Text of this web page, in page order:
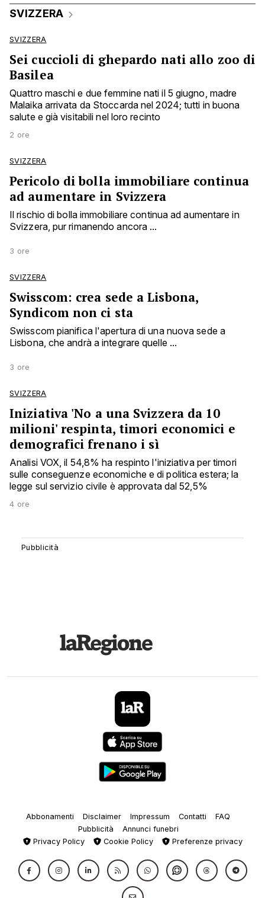
SVIZZERA
SVIZZERA
Sei cuccioli di ghepardo nati allo zoo di
Basilea
Quattro maschi e due femmine nati il 5 giugno, madre
Malaika arrivata da Stoccarda nel 2024; tutti in buona
salute e già visitabili nel loro recinto
2 ore
SVIZZERA
Pericolo di bolla immobiliare continua
ad aumentare in Svizzera
Il rischio di bolla immobiliare continua ad aumentare in
Svizzera, pur rimanendo ancora ...
3 ore
SVIZZERA
Swisscom: crea sede a Lisbona,
Syndicom non ci sta
Swisscom pianifica l'apertura di una nuova sede a
Lisbona, che andrà a integrare quelle ...
3 ore
SVIZZERA
Iniziativa 'No a una Svizzera da 10
milioni' respinta, timori economici e
demografici frenano i sì
Analisi VOX, il 54,8% ha respinto l'iniziativa per timori
sulle conseguenze economiche e di politica estera; la
legge sul servizio civile è approvata dal 52,5%
4 ore
Abbonamenti Disclaimer Impressum Contatti
FAQ
Pubblicità
Annunci funebri
Privacy Policy
Cookie Policy Preferenze privacy